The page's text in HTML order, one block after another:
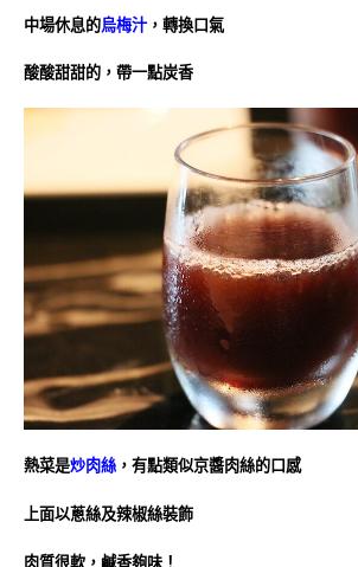
中場休息的烏梅汁，轉換口氣
酸酸甜甜的，帶一點炭香
熱菜是炒肉絲 ，有點類似京醬肉絲的口感
上面以蔥絲及辣椒絲裝飾
肉質很軟，鹹香夠味！